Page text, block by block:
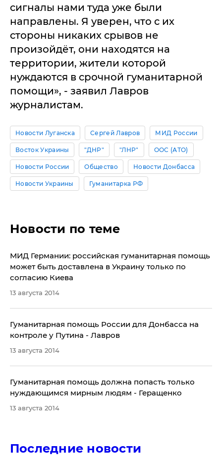
сигналы нами туда уже были
направлены. Я уверен, что с их
стороны никаких срывов не
произойдёт, они находятся на
территории, жители которой
нуждаются в срочной гуманитарной
помощи», - заявил Лавров
журналистам.
Новости Луганска Сергей Лавров МИД России
Восток Украины "ДНР" "ЛНР" ООС (АТО)
Новости России Общество Новости Донбасса
Новости Украины Гуманитарка РФ
Новости по теме
МИД Германии: российская гуманитарная помощь
может быть доставлена в Украину только по
согласию Киева
13 августа 2014
Гуманитарная помощь России для Донбасса на
контроле у Путина - Лавров
13 августа 2014
Гуманитарная помощь должна попасть только
нуждающимся мирным людям - Геращенко
13 августа 2014
Последние новости